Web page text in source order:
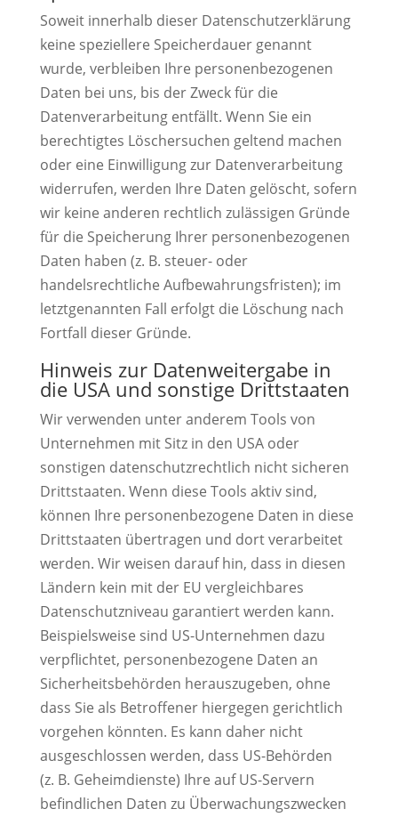
Soweit innerhalb dieser Datenschutzerklärung
keine speziellere Speicherdauer genannt
wurde, verbleiben Ihre personenbezogenen
Daten bei uns, bis der Zweck für die
Datenverarbeitung entfällt. Wenn Sie ein
berechtigtes Löschersuchen geltend machen
oder eine Einwilligung zur Datenverarbeitung
widerrufen, werden Ihre Daten gelöscht, sofern
wir keine anderen rechtlich zulässigen Gründe
für die Speicherung Ihrer personenbezogenen
Daten haben (z. B. steuer- oder
handelsrechtliche Aufbewahrungsfristen); im
letztgenannten Fall erfolgt die Löschung nach
Fortfall dieser Gründe.
Hinweis zur Datenweitergabe in
die USA und sonstige Drittstaaten
Wir verwenden unter anderem Tools von
Unternehmen mit Sitz in den USA oder
sonstigen datenschutzrechtlich nicht sicheren
Drittstaaten. Wenn diese Tools aktiv sind,
können Ihre personenbezogene Daten in diese
Drittstaaten übertragen und dort verarbeitet
werden. Wir weisen darauf hin, dass in diesen
Ländern kein mit der EU vergleichbares
Datenschutzniveau garantiert werden kann.
Beispielsweise sind US-Unternehmen dazu
verpflichtet, personenbezogene Daten an
Sicherheitsbehörden herauszugeben, ohne
dass Sie als Betroffener hiergegen gerichtlich
vorgehen könnten. Es kann daher nicht
ausgeschlossen werden, dass US-Behörden
(z. B. Geheimdienste) Ihre auf US-Servern
befindlichen Daten zu Überwachungszwecken